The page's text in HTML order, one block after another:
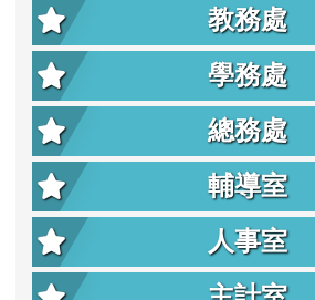
教務處
學務處
總務處
輔導室
人事室